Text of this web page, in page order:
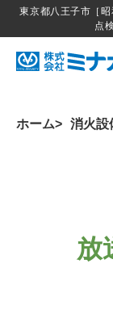
東京都八王子市［
点
ホーム 消火設
放